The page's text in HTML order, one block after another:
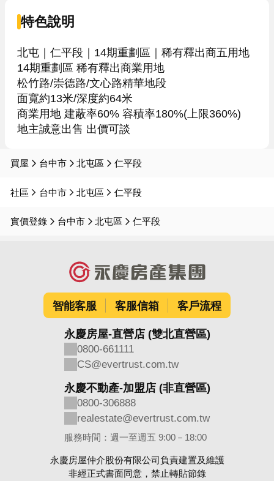
特色說明
北屯｜仁平段｜14期重劃區｜稀有釋出商五用地
14期重劃區 稀有釋出商業用地
松竹路/崇德路/文心路精華地段
面寬約13米/深度約64米
商業用地 建蔽率60% 容積率180%(上限360%)
地主誠意出售 出價可談
買屋 台中市 北屯區 仁平段
社區 台中市 北屯區 仁平段
實價登錄 台中市 北屯區 仁平段
智能客服 客服信箱 客戶流程
永慶房屋-直營店 (雙北直營區)
0800-661111
CS@evertrust.com.tw
永慶不動產-加盟店 (非直營區)
0800-306888
realestate@evertrust.com.tw
服務時間：週一至週五 9:00－18:00
永慶房屋仲介股份有限公司負責建置及維護
非經正式書面同意，禁止轉貼節錄